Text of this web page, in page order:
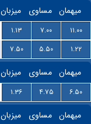
میزبان مساوی میهمان
۱.۱۳ ۷.۰۰
۱۱.۰۰
۷.۵۰ ۵.۵۰
۱.۲۲
میزبان مساوی میهمان
۱.۳۶ ۴.۷۵
۶.۵۰
میزبان مساوی میهمان